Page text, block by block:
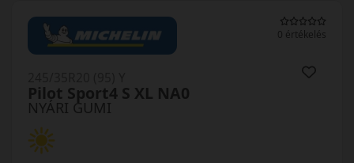
0 értékelés
NYÁRI GUMI
Pilot Sport4 S XL NA0